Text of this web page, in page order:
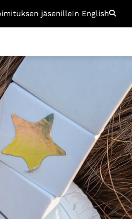
jäsenilleIn English Etsi